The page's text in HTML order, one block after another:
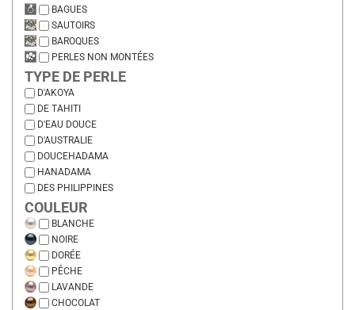
BAGUES
SAUTOIRS
BAROQUES
PERLES NON MONTÉES
TYPE DE PERLE
D'AKOYA
DE TAHITI
D'EAU DOUCE
D'AUSTRALIE
DOUCEHADAMA
HANADAMA
DES PHILIPPINES
COULEUR
BLANCHE
NOIRE
DORÉE
PÊCHE
LAVANDE
CHOCOLAT